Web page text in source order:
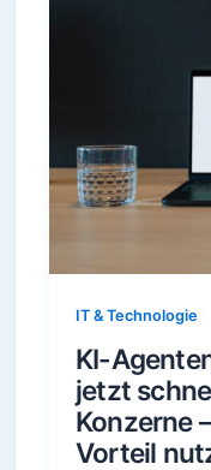
IT & Technologie
KI-
jetzt
Konzerne
Vorteil